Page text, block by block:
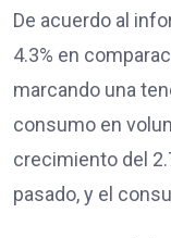
De acuerdo al
4.3% en
marcando una
consumo en
crecimiento del
pasado, y el